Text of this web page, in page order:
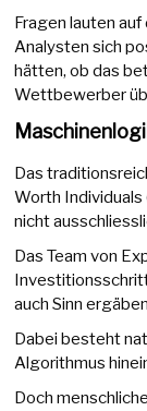
Fragen lauten
Analysten sich
hätten, ob das
Wettbewerber
Das
Worth
nicht
Das Team von
auch Sinn
Dabei besteht
Algorithmus
Doch